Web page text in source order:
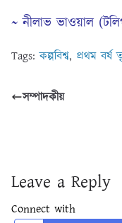
~ নীলাভ ভাওয়াল
Tags:কল্পবিশ্ব, প্রথম বর্ষ
সম্পাদকীয়
Leave a Reply
Connect with